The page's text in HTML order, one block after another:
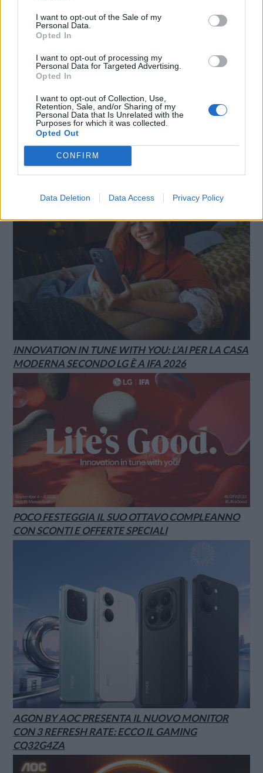
I want to opt-out of the Sale of my
Personal Data.
Opted In
I want to opt-out of processing my
Personal Data for Targeted Advertising.
Opted In
I want to opt-out of Collection, Use,
Retention, Sale, and/or Sharing of my
Personal Data that Is Unrelated with the
Purposes for which it was collected.
Opted Out
CONFIRM
Data Deletion Data Access Privacy Policy
VIEW POST
SMARTPHONE E NON SOLO: TECNOGAZZETTA
XIAOMI PRESENTA I NUOVI REDMI 17 SERIES,
FOCUS SU AUTONOMIA E INTRATTENIMENTO
INNOVATION IN TUNE WITH YOU: L’AI PER LA CASA
MODERNA SECONDO LG È A IFA 2026
POCO FESTEGGIA IL SUO OTTAVO COMPLEANNO
CON SCONTI E OFFERTE SPECIALI
AGON BY AOC PRESENTA IL NUOVO MONITOR
CON 3 REFRESH RATE: ECCO IL GAMING
CQ32G4ZA